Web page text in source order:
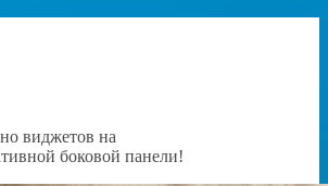
виджетов на
боковой панели!